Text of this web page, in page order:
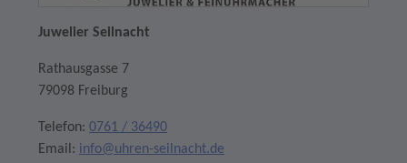
Juwelier Seilnacht
Rathausgasse 7
79098 Freiburg
Telefon: 0761 / 36490
Email: info@uhren-seilnacht.de